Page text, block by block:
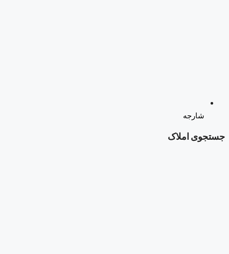
شارجه
جستجوی املاک